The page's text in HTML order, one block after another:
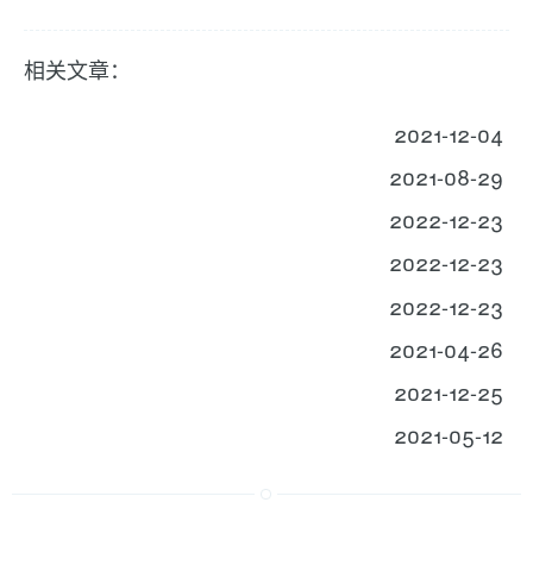
相关文章：
2021-12-04
2021-08-29
2022-12-23
2022-12-23
2022-12-23
2021-04-26
2021-12-25
2021-05-12